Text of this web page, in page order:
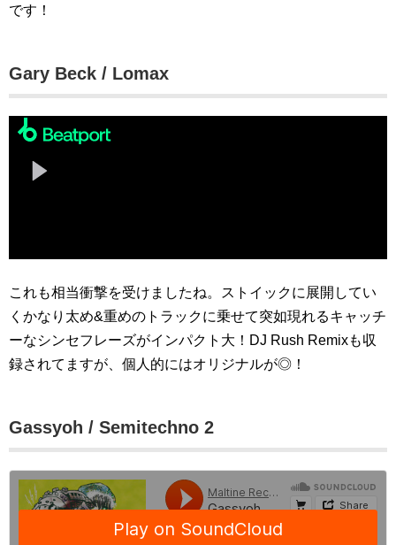
です！
Gary Beck / Lomax
これも相当衝撃を受けましたね。ストイックに展開してい
くかなり太め&重めのトラックに乗せて突如現れるキャッチ
ーなシンセフレーズがインパクト大！DJ Rush Remixも収
録されてますが、個人的にはオリジナルが◎！
Gassyoh / Semitechno 2